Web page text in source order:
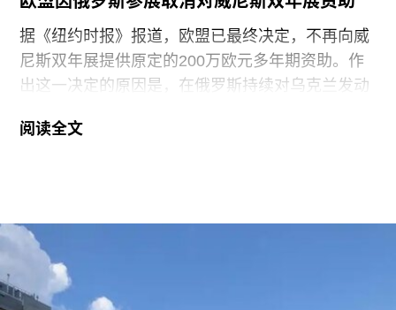
据《纽约时报》报道，欧盟已最终决定，不再向威
尼斯双年展提供原定的200万欧元多年期资助。作
出这一决定的原因是，在俄罗斯持续对乌克兰发动
双年展。
展形式重返国家馆后，欧盟即表示将撤回资助。4
月，欧盟正式确认取消拨款，但给予双年展30天时
间提出申诉。此次最终决定是在对申诉进行审查后
作出的。
阅读全文